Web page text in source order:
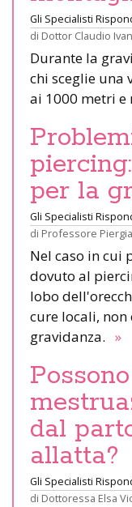
Gli Specialisti
di Dottor Claudio
Durante la
chi sceglie una
ai 1000 metri e
per la
Gli Specialisti
di Professore
Nel caso in cui
dovuto al
lobo
cure locali,
gravidanza. »
dal
allatta?
Gli Specialisti
di Dottoressa Elsa